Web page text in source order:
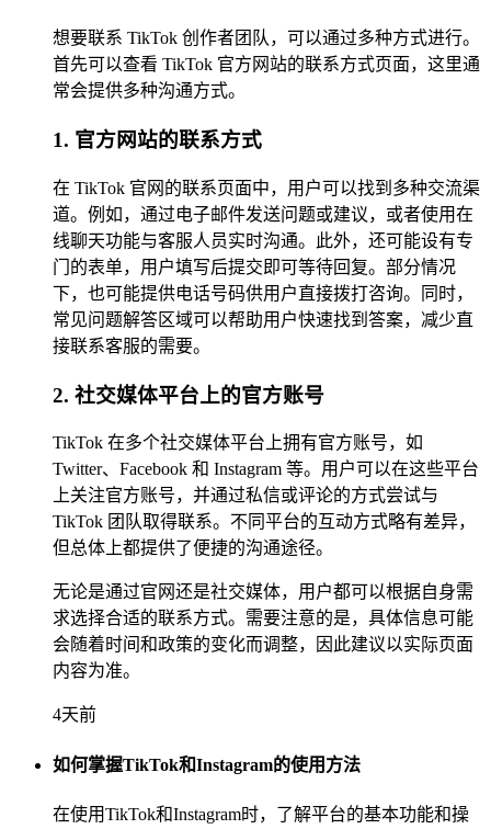
想要联系 TikTok 创作者团队，可以通过多种方式进行。
首先可以查看 TikTok 官方网站的联系方式页面，这里通
常会提供多种沟通方式。
1. 官方网站的联系方式
在 TikTok 官网的联系页面中，用户可以找到多种交流渠
道。例如，通过电子邮件发送问题或建议，或者使用在
线聊天功能与客服人员实时沟通。此外，还可能设有专
门的表单，用户填写后提交即可等待回复。部分情况
下，也可能提供电话号码供用户直接拨打咨询。同时，
常见问题解答区域可以帮助用户快速找到答案，减少直
接联系客服的需要。
2. 社交媒体平台上的官方账号
TikTok 在多个社交媒体平台上拥有官方账号，如
Twitter、Facebook 和 Instagram 等。用户可以在这些平台
上关注官方账号，并通过私信或评论的方式尝试与
TikTok 团队取得联系。不同平台的互动方式略有差异，
但总体上都提供了便捷的沟通途径。
无论是通过官网还是社交媒体，用户都可以根据自身需
求选择合适的联系方式。需要注意的是，具体信息可能
会随着时间和政策的变化而调整，因此建议以实际页面
内容为准。
4天前
如何掌握TikTok和Instagram的使用方法
在使用TikTok和Instagram时，了解平台的基本功能和操